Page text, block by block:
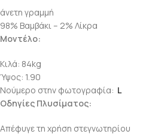
άνετη γραμμή
98% Βαμβάκι – 2% Λίκρα
Μοντέλο:
Κιλά: 84kg
Ύψος: 1.90
Νούμερο στην φωτογραφία: L
Οδηγίες Πλυσίματος:
Απέφυγε τη χρήση στεγνωτηρίου